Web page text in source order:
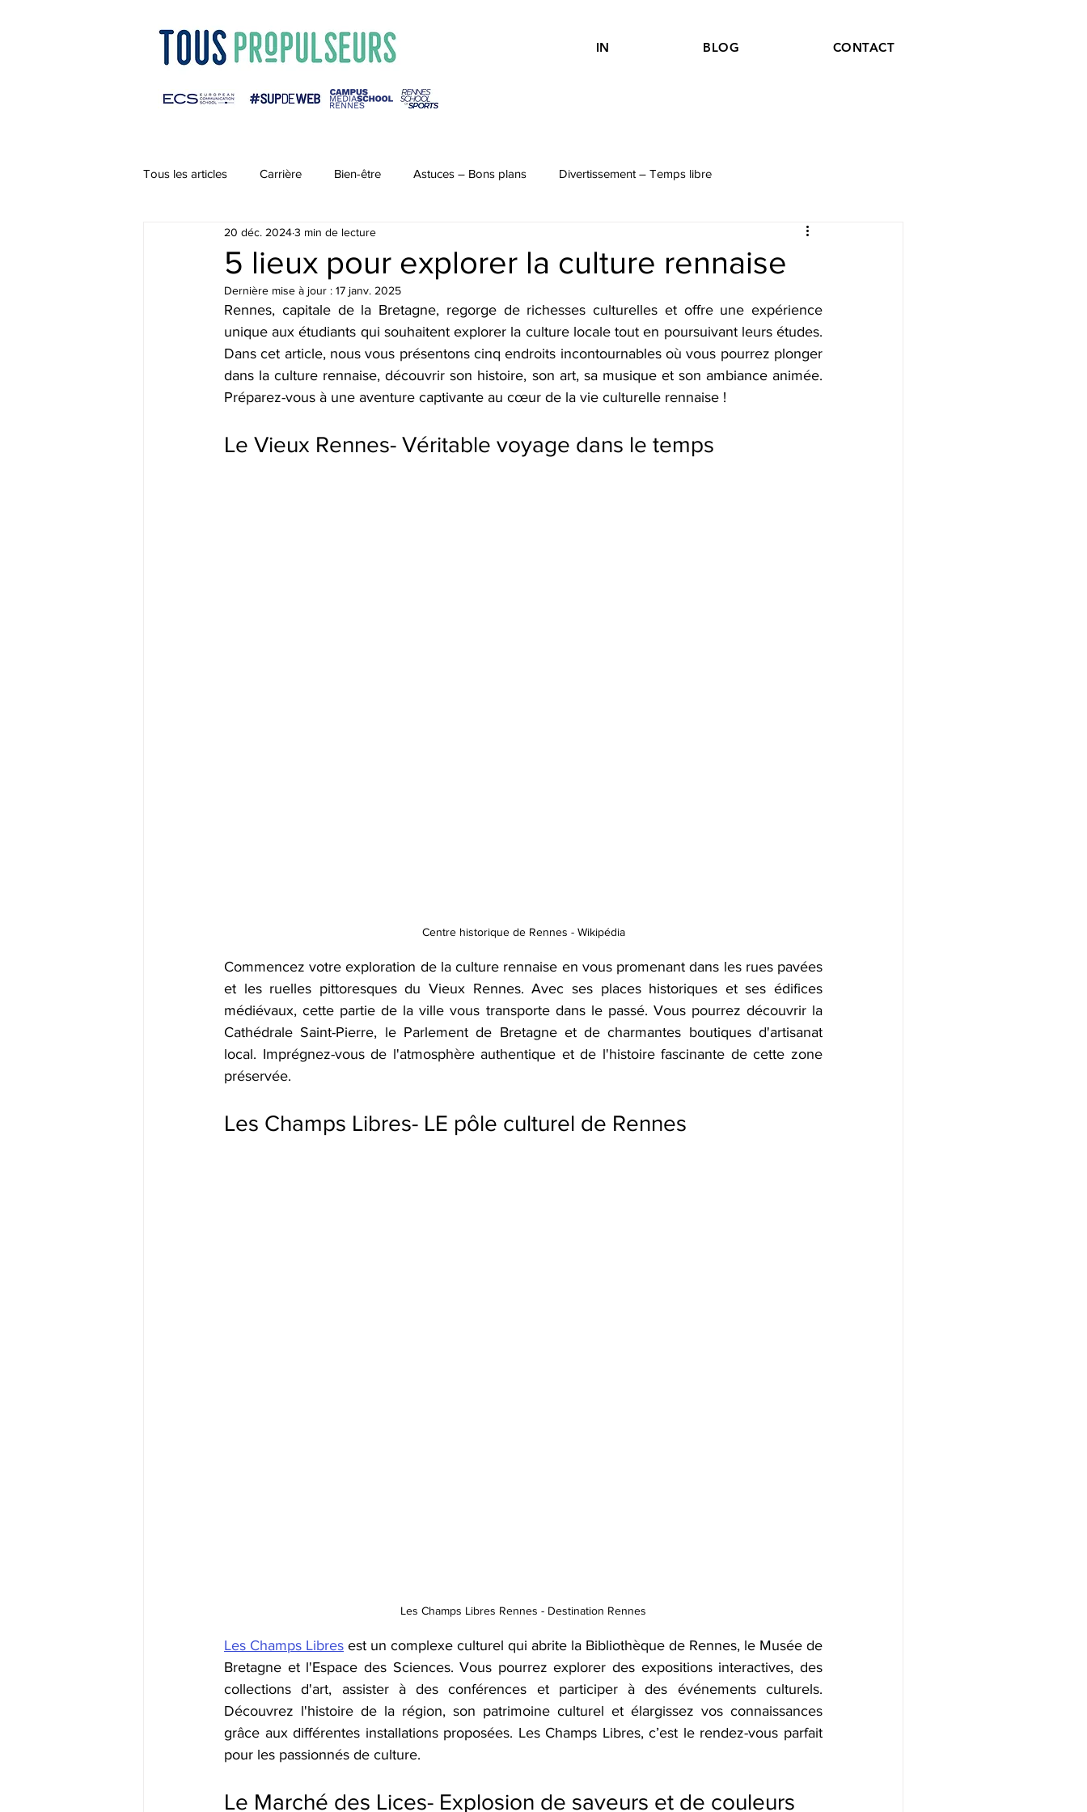
IN BLOG CONTACT
Tous les articles Carrière Bien-être Astuces – Bons plans Divertissement – Temps libre
5 lieux pour explorer la culture rennaise
20 déc. 20243 min de lecture
Dernière mise à jour : 17 janv. 2025
Rennes, capitale de la Bretagne, regorge de richesses culturelles et offre une expérience
unique aux étudiants qui souhaitent explorer la culture locale tout en poursuivant leurs études.
Dans cet article, nous vous présentons cinq endroits incontournables où vous pourrez plonger
dans la culture rennaise, découvrir son histoire, son art, sa musique et son ambiance animée.
Préparez-vous à une aventure captivante au cœur de la vie culturelle rennaise !
Le Vieux Rennes- Véritable voyage dans le temps
Centre historique de Rennes - Wikipédia
Commencez votre exploration de la culture rennaise en vous promenant dans les rues pavées
et les ruelles pittoresques du Vieux Rennes. Avec ses places historiques et ses édifices
médiévaux, cette partie de la ville vous transporte dans le passé. Vous pourrez découvrir la
Cathédrale Saint-Pierre, le Parlement de Bretagne et de charmantes boutiques d'artisanat
local. Imprégnez-vous de l'atmosphère authentique et de l'histoire fascinante de cette zone
préservée.
Les Champs Libres- LE pôle culturel de Rennes
Les Champs Libres Rennes - Destination Rennes
Les Champs Libres est un complexe culturel qui abrite la Bibliothèque de Rennes, le Musée de
Bretagne et l'Espace des Sciences. Vous pourrez explorer des expositions interactives, des
collections d'art, assister à des conférences et participer à des événements culturels.
Découvrez l'histoire de la région, son patrimoine culturel et élargissez vos connaissances
grâce aux différentes installations proposées. Les Champs Libres, c’est le rendez-vous parfait
pour les passionnés de culture.
Le Marché des Lices- Explosion de saveurs et de couleurs